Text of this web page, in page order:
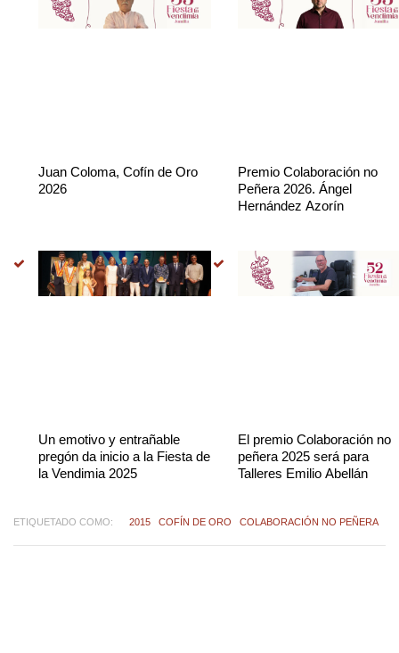
Juan Coloma, Cofín de Oro
2026
Premio Colaboración no
Peñera 2026. Ángel
Hernández Azorín
Un emotivo y entrañable
pregón da inicio a la Fiesta de
la Vendimia 2025
El premio Colaboración no
peñera 2025 será para
Talleres Emilio Abellán
ETIQUETADO COMO: 2015 COFÍN DE ORO COLABORACIÓN NO PEÑERA